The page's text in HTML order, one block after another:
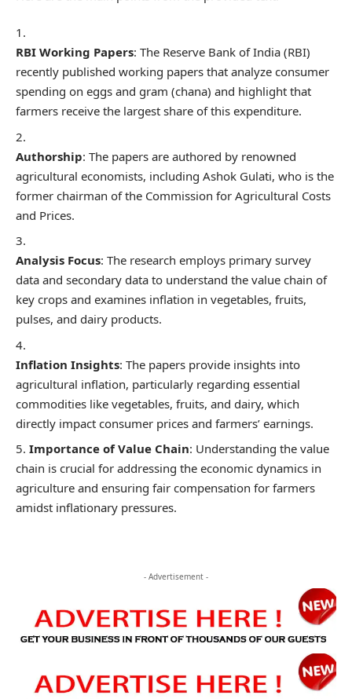
RBI Working Papers: The Reserve Bank of India (RBI)
recently published working papers that analyze consumer
spending on eggs and gram (chana) and highlight that
farmers receive the largest share of this expenditure.
Authorship: The papers are authored by renowned
agricultural economists, including Ashok Gulati, who is the
former chairman of the Commission for Agricultural Costs
and Prices.
Analysis Focus: The research employs primary survey
data and secondary data to understand the value chain of
key crops and examines inflation in vegetables, fruits,
pulses, and dairy products.
Inflation Insights: The papers provide insights into
agricultural inflation, particularly regarding essential
commodities like vegetables, fruits, and dairy, which
directly impact consumer prices and farmers’ earnings.
Importance of Value Chain: Understanding the value
chain is crucial for addressing the economic dynamics in
agriculture and ensuring fair compensation for farmers
amidst inflationary pressures.
- Advertisement -